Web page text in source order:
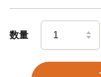
数量